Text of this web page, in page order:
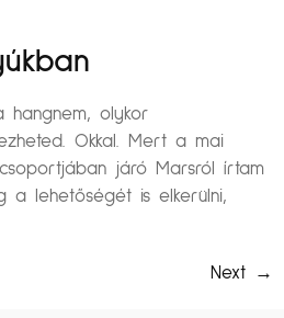
hangnem, olykor
Okkal. Mert a mai
járó Marsról írtam
a lehetőségét is elkerülni,
Next →